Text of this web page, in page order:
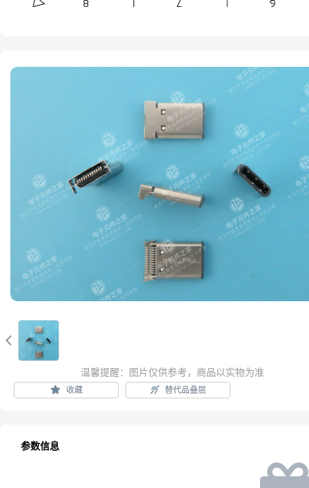

温馨提醒：图片仅供参考，商品以实物为准
收藏 替代品叠层
参数信息